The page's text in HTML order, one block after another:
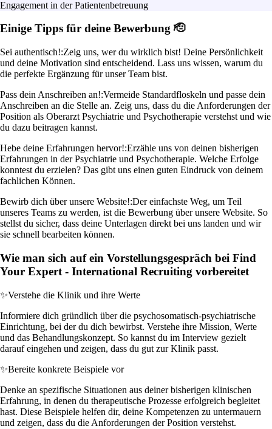
Engagement in der Patientenbetreuung
Einige Tipps für deine Bewerbung 🫡
Sei authentisch!:Zeig uns, wer du wirklich bist! Deine Persönlichkeit
und deine Motivation sind entscheidend. Lass uns wissen, warum du
die perfekte Ergänzung für unser Team bist.
Pass dein Anschreiben an!:Vermeide Standardfloskeln und passe dein
Anschreiben an die Stelle an. Zeig uns, dass du die Anforderungen der
Position als Oberarzt Psychiatrie und Psychotherapie verstehst und wie
du dazu beitragen kannst.
Hebe deine Erfahrungen hervor!:Erzähle uns von deinen bisherigen
Erfahrungen in der Psychiatrie und Psychotherapie. Welche Erfolge
konntest du erzielen? Das gibt uns einen guten Eindruck von deinem
fachlichen Können.
Bewirb dich über unsere Website!:Der einfachste Weg, um Teil
unseres Teams zu werden, ist die Bewerbung über unsere Website. So
stellst du sicher, dass deine Unterlagen direkt bei uns landen und wir
sie schnell bearbeiten können.
Wie man sich auf ein Vorstellungsgespräch bei Find
Your Expert - International Recruiting vorbereitet
✨Verstehe die Klinik und ihre Werte
Informiere dich gründlich über die psychosomatisch-psychiatrische
Einrichtung, bei der du dich bewirbst. Verstehe ihre Mission, Werte
und das Behandlungskonzept. So kannst du im Interview gezielt
darauf eingehen und zeigen, dass du gut zur Klinik passt.
✨Bereite konkrete Beispiele vor
Denke an spezifische Situationen aus deiner bisherigen klinischen
Erfahrung, in denen du therapeutische Prozesse erfolgreich begleitet
hast. Diese Beispiele helfen dir, deine Kompetenzen zu untermauern
und zeigen, dass du die Anforderungen der Position verstehst.